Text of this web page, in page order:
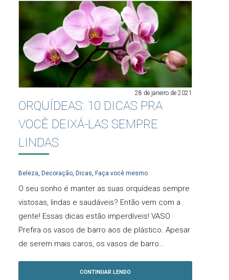
28 de janeiro de 2021
ORQUÍDEAS: 10 DICAS PRA
VOCÊ DEIXÁ-LAS SEMPRE
LINDAS
Beleza Decoração Dicas Faça você mesmo
O seu sonho é manter as suas orquídeas sempre
vistosas, lindas e saudáveis? Então vem com a
gente! Essas dicas estão imperdíveis! VASO
Prefira os vasos de barro aos de plástico. Apesar
de serem mais caros, os vasos de barro…
CONTINUAR LENDO